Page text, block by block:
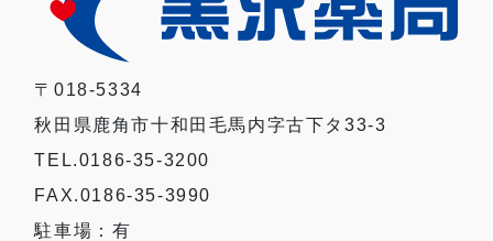
〒018-5334
秋田県鹿角市十和田毛馬内字古下タ33-3
TEL.0186-35-3200
FAX.0186-35-3990
駐車場：有